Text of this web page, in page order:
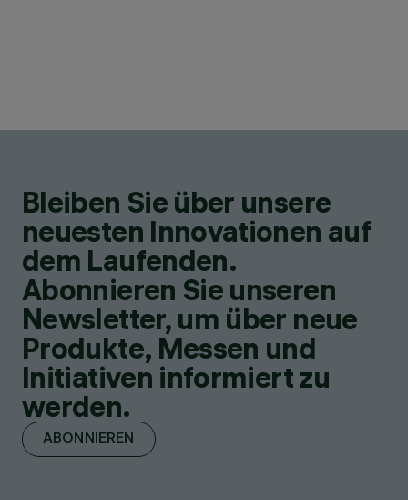
Bleiben Sie über unsere
neuesten Innovationen auf
dem Laufenden.
Abonnieren Sie unseren
Newsletter, um über neue
Produkte, Messen und
Initiativen informiert zu
werden.
ABONNIEREN